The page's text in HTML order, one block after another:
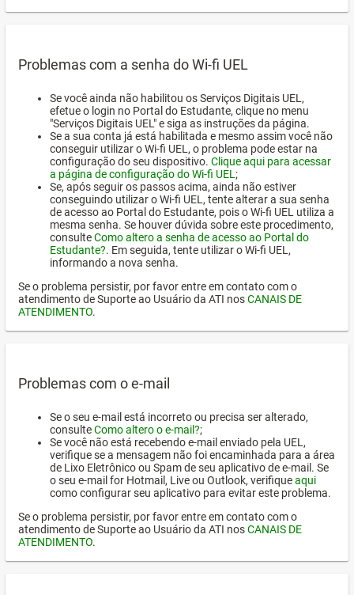
Problemas com a senha do Wi-fi UEL
Se você ainda não habilitou os Serviços Digitais UEL,
efetue o login no Portal do Estudante, clique no menu
"Serviços Digitais UEL" e siga as instruções da página.
Se a sua conta já está habilitada e mesmo assim você não
conseguir utilizar o Wi-fi UEL, o problema pode estar na
configuração do seu dispositivo. Clique aqui para acessar
a página de configuração do Wi-fi UEL ;
Se, após seguir os passos acima, ainda não estiver
conseguindo utilizar o Wi-fi UEL, tente alterar a sua senha
de acesso ao Portal do Estudante, pois o Wi-fi UEL utiliza a
mesma senha. Se houver dúvida sobre este procedimento,
consulteComo altero a senha de acesso ao Portal do
Estudante?. Em seguida, tente utilizar o Wi-fi UEL,
informando a nova senha.
Se o problema persistir, por favor entre em contato com o
atendimento de Suporte ao Usuário da ATI nosCANAIS DE
ATENDIMENTO.
Problemas com o e-mail
Se o seu e-mail está incorreto ou precisa ser alterado,
consulteComo altero o e-mail?;
Se você não está recebendo e-mail enviado pela UEL,
verifique se a mensagem não foi encaminhada para a área
de Lixo Eletrônico ou Spam de seu aplicativo de e-mail. Se
o seu e-mail for Hotmail, Live ou Outlook, verifiqueaqui
como configurar seu aplicativo para evitar este problema.
Se o problema persistir, por favor entre em contato com o
atendimento de Suporte ao Usuário da ATI nosCANAIS DE
ATENDIMENTO.